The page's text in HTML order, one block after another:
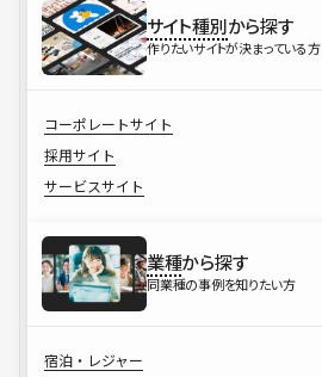
サイト種別から探す
作りたいサイトが決まっている方
コーポレートサイト
採用サイト
サービスサイト
業種から探す
同業種の事例を知りたい方
宿泊・レジャー